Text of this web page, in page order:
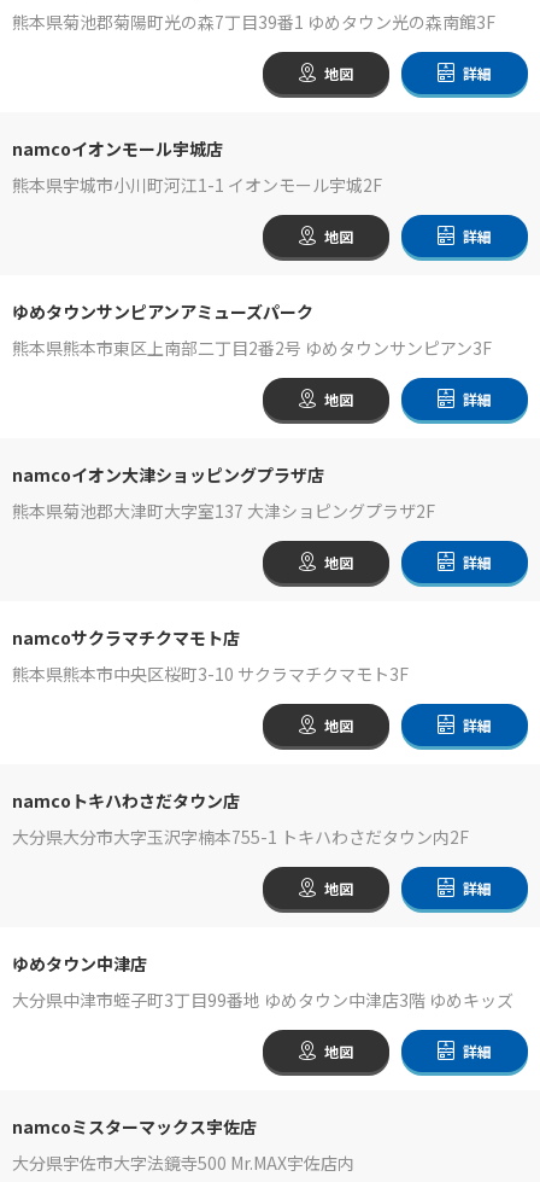
熊本県菊池郡菊陽町光の森7丁目39番1 ゆめタウン光の森南館3F
地図 詳細
namcoイオンモール宇城店
熊本県宇城市小川町河江1-1 イオンモール宇城2F
地図 詳細
ゆめタウンサンピアンアミューズパーク
熊本県熊本市東区上南部二丁目2番2号 ゆめタウンサンピアン3F
地図 詳細
namcoイオン大津ショッピングプラザ店
熊本県菊池郡大津町大字室137 大津ショピングプラザ2F
地図 詳細
namcoサクラマチクマモト店
熊本県熊本市中央区桜町3-10 サクラマチクマモト3F
地図 詳細
namcoトキハわさだタウン店
大分県大分市大字玉沢字楠本755-1 トキハわさだタウン内2F
地図 詳細
ゆめタウン中津店
大分県中津市蛭子町3丁目99番地 ゆめタウン中津店3階 ゆめキッズ
地図 詳細
namcoミスターマックス宇佐店
大分県宇佐市大字法鏡寺500 Mr.MAX宇佐店内